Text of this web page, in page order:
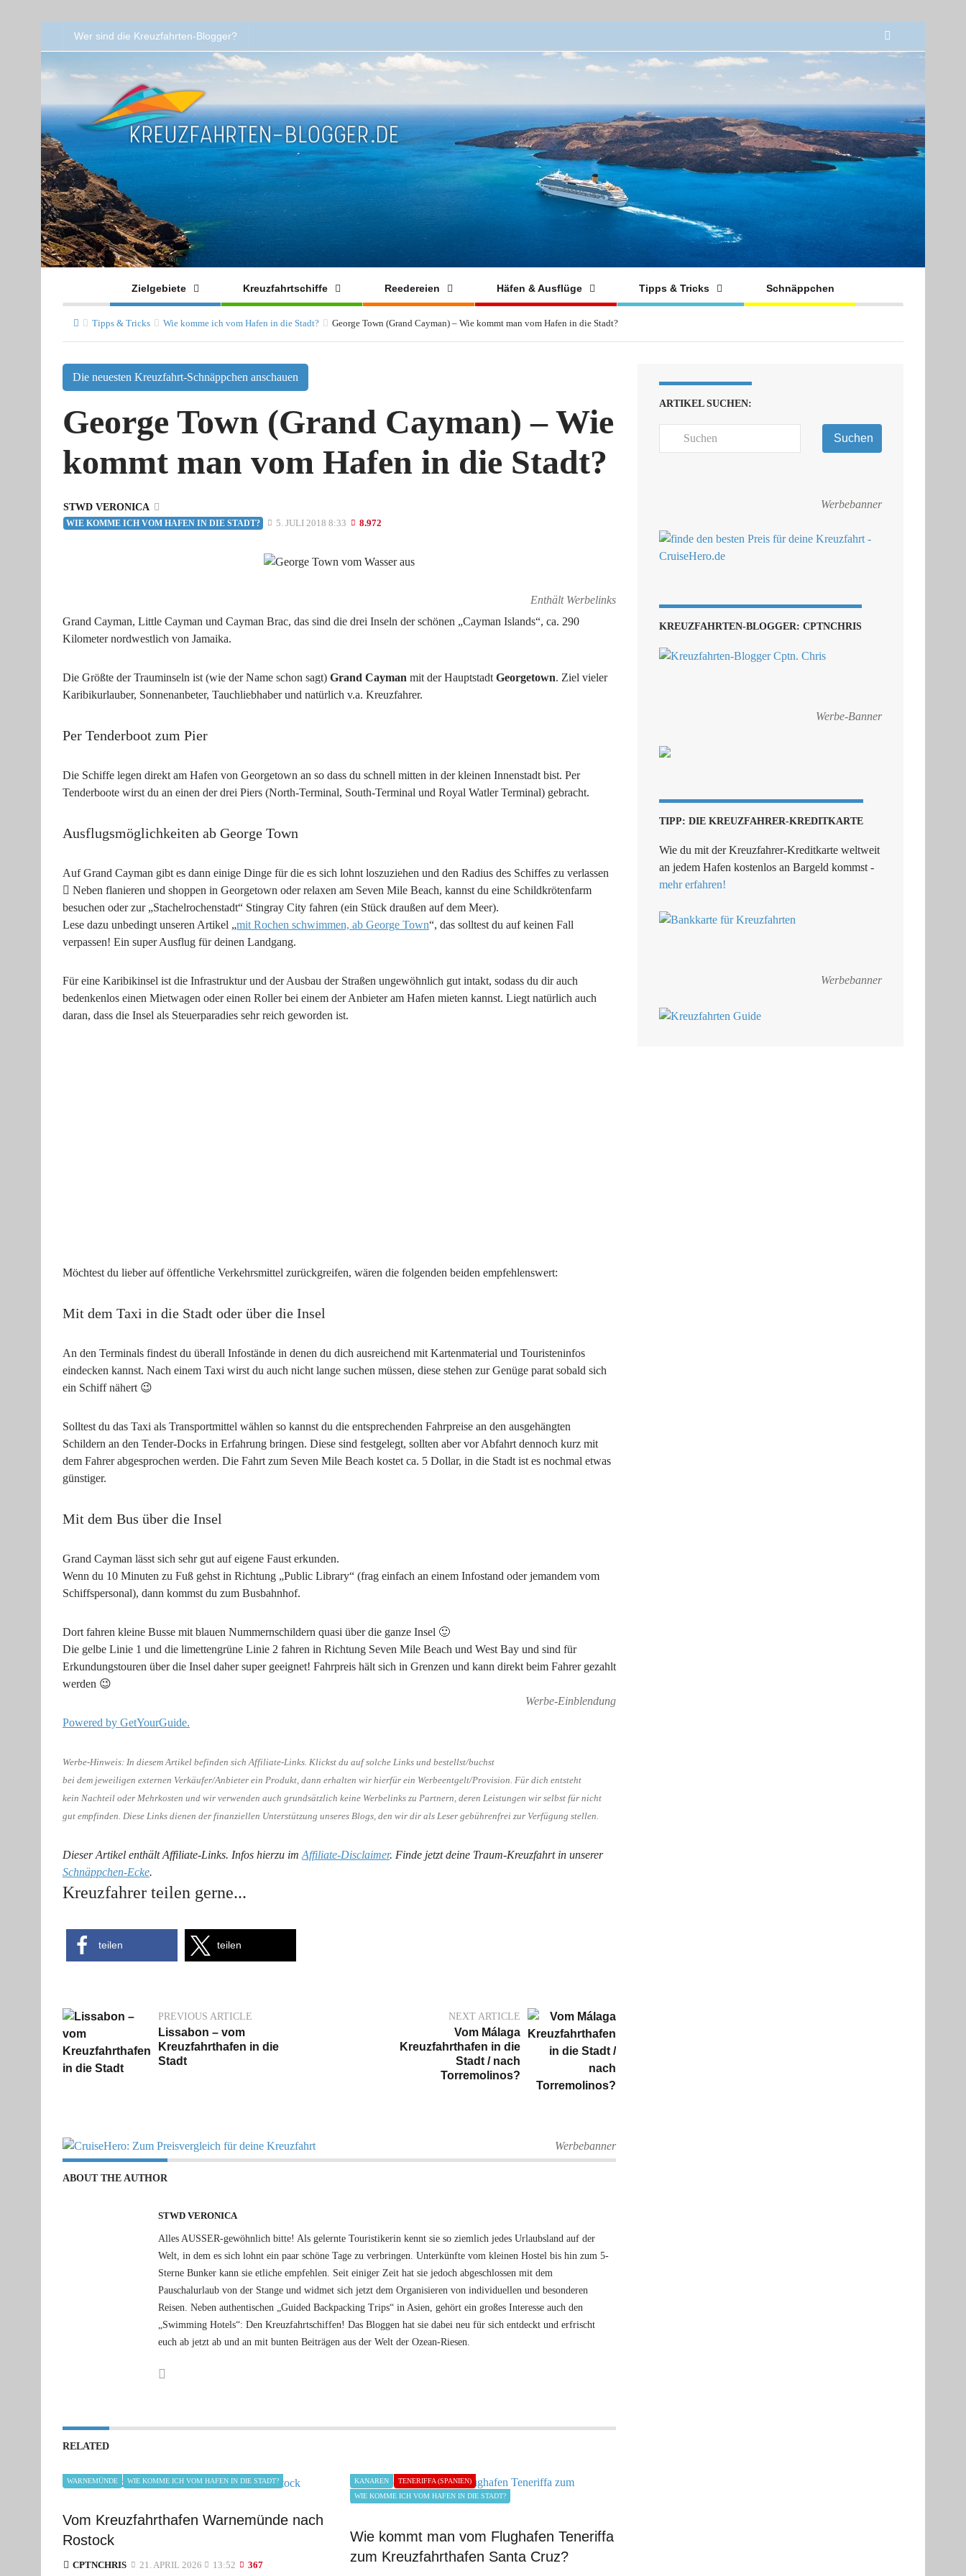
Wer sind die Kreuzfahrten-Blogger?
Zielgebiete Kreuzfahrtschiffe Reedereien Häfen & Ausflüge Tipps & Tricks Schnäppchen
Tipps & Tricks Wie komme ich vom Hafen in die Stadt? George Town (Grand Cayman) – Wie kommt man vom Hafen in die Stadt?
Die neuesten Kreuzfahrt-Schnäppchen anschauen
George Town (Grand Cayman) – Wie
kommt man vom Hafen in die Stadt?
STWD VERONICA
WIE KOMME ICH VOM HAFEN IN DIE STADT? 5. JULI 2018 8:33 8.972
Enthält Werbelinks
Grand Cayman, Little Cayman und Cayman Brac, das sind die drei Inseln der schönen „Cayman Islands“, ca. 290
Kilometer nordwestlich von Jamaika.
Die Größte der Trauminseln ist (wie der Name schon sagt) Grand Cayman mit der Hauptstadt Georgetown. Ziel vieler
Karibikurlauber, Sonnenanbeter, Tauchliebhaber und natürlich v.a. Kreuzfahrer.
Per Tenderboot zum Pier
Die Schiffe legen direkt am Hafen von Georgetown an so dass du schnell mitten in der kleinen Innenstadt bist. Per
Tenderboote wirst du an einen der drei Piers (North-Terminal, South-Terminal und Royal Watler Terminal) gebracht.
Ausflugsmöglichkeiten ab George Town
Auf Grand Cayman gibt es dann einige Dinge für die es sich lohnt loszuziehen und den Radius des Schiffes zu verlassen
 Neben flanieren und shoppen in Georgetown oder relaxen am Seven Mile Beach, kannst du eine Schildkrötenfarm
besuchen oder zur „Stachelrochenstadt“ Stingray City fahren (ein Stück draußen auf dem Meer).
Lese dazu unbedingt unseren Artikel „mit Rochen schwimmen, ab George Town“, das solltest du auf keinen Fall
verpassen! Ein super Ausflug für deinen Landgang.
Für eine Karibikinsel ist die Infrastruktur und der Ausbau der Straßen ungewöhnlich gut intakt, sodass du dir auch
bedenkenlos einen Mietwagen oder einen Roller bei einem der Anbieter am Hafen mieten kannst. Liegt natürlich auch
daran, dass die Insel als Steuerparadies sehr reich geworden ist.
Möchtest du lieber auf öffentliche Verkehrsmittel zurückgreifen, wären die folgenden beiden empfehlenswert:
Mit dem Taxi in die Stadt oder über die Insel
An den Terminals findest du überall Infostände in denen du dich ausreichend mit Kartenmaterial und Touristeninfos
eindecken kannst. Nach einem Taxi wirst du auch nicht lange suchen müssen, diese stehen zur Genüge parat sobald sich
ein Schiff nähert 😉
Solltest du das Taxi als Transportmittel wählen so kannst du die entsprechenden Fahrpreise an den ausgehängten
Schildern an den Tender-Docks in Erfahrung bringen. Diese sind festgelegt, sollten aber vor Abfahrt dennoch kurz mit
dem Fahrer abgesprochen werden. Die Fahrt zum Seven Mile Beach kostet ca. 5 Dollar, in die Stadt ist es nochmal etwas
günstiger.
Mit dem Bus über die Insel
Grand Cayman lässt sich sehr gut auf eigene Faust erkunden.
Wenn du 10 Minuten zu Fuß gehst in Richtung „Public Library“ (frag einfach an einem Infostand oder jemandem vom
Schiffspersonal), dann kommst du zum Busbahnhof.
Dort fahren kleine Busse mit blauen Nummernschildern quasi über die ganze Insel 🙂
Die gelbe Linie 1 und die limettengrüne Linie 2 fahren in Richtung Seven Mile Beach und West Bay und sind für
Erkundungstouren über die Insel daher super geeignet! Fahrpreis hält sich in Grenzen und kann direkt beim Fahrer gezahlt
werden 😉
Werbe-Einblendung
Powered by GetYourGuide.
Werbe-Hinweis: In diesem Artikel befinden sich Affiliate-Links. Klickst du auf solche Links und bestellst/buchst
bei dem jeweiligen externen Verkäufer/Anbieter ein Produkt, dann erhalten wir hierfür ein Werbeentgelt/Provision. Für dich entsteht
kein Nachteil oder Mehrkosten und wir verwenden auch grundsätzlich keine Werbelinks zu Partnern, deren Leistungen wir selbst für nicht
gut empfinden. Diese Links dienen der finanziellen Unterstützung unseres Blogs, den wir dir als Leser gebührenfrei zur Verfügung stellen.
Dieser Artikel enthält Affiliate-Links. Infos hierzu im Affiliate-Disclaimer. Finde jetzt deine Traum-Kreuzfahrt in unserer
Schnäppchen-Ecke.
Kreuzfahrer teilen gerne...
teilen teilen
PREVIOUS ARTICLE
Lissabon – vom
Kreuzfahrthafen in die
Stadt
NEXT ARTICLE
Vom Málaga
Kreuzfahrthafen in die
Stadt / nach
Torremolinos?
Werbebanner
ABOUT THE AUTHOR
STWD VERONICA
Alles AUSSER-gewöhnlich bitte! Als gelernte Touristikerin kennt sie so ziemlich jedes Urlaubsland auf der
Welt, in dem es sich lohnt ein paar schöne Tage zu verbringen. Unterkünfte vom kleinen Hostel bis hin zum 5-
Sterne Bunker kann sie etliche empfehlen. Seit einiger Zeit hat sie jedoch abgeschlossen mit dem
Pauschalurlaub von der Stange und widmet sich jetzt dem Organisieren von individuellen und besonderen
Reisen. Neben authentischen „Guided Backpacking Trips“ in Asien, gehört ein großes Interesse auch den
„Swimming Hotels“: Den Kreuzfahrtschiffen! Das Bloggen hat sie dabei neu für sich entdeckt und erfrischt
euch ab jetzt ab und an mit bunten Beiträgen aus der Welt der Ozean-Riesen.
RELATED
WARNEMÜNDE WIE KOMME ICH VOM HAFEN IN DIE STADT?
Vom Kreuzfahrthafen Warnemünde nach
Rostock
CPTNCHRIS 21. APRIL 2026 13:52 367
KANAREN
TENERIFFA (SPANIEN)
WIE KOMME ICH VOM HAFEN IN DIE STADT?
Wie kommt man vom Flughafen Teneriffa
zum Kreuzfahrthafen Santa Cruz?
ARTIKEL SUCHEN:
Suchen
Werbebanner
KREUZFAHRTEN-BLOGGER: CPTNCHRIS
Werbe-Banner
TIPP: DIE KREUZFAHRER-KREDITKARTE
Wie du mit der Kreuzfahrer-Kreditkarte weltweit
an jedem Hafen kostenlos an Bargeld kommst -
mehr erfahren!
Werbebanner